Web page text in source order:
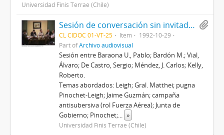
Universidad Finis Terrae (Chile)
Sesión de conversación sin invitado (II)
CL CIDOC 01-VT-25 Item
1992-10-29
Part ofArchivo audiovisual
Sesión entre Baraona U., Pablo; Bardón M.; Vial,
Álvaro; De Castro, Sergio; Méndez, J. Carlos; Kelly,
Roberto.
Temas abordados: Leigh; Gral. Matthei; pugna
Pinochet-Leigh; Jaime Guzmán; campaña
antisubersiva (rol Fuerza Aérea); Junta de
Gobierno; Pinochet;... »
Universidad Finis Terrae (Chile)